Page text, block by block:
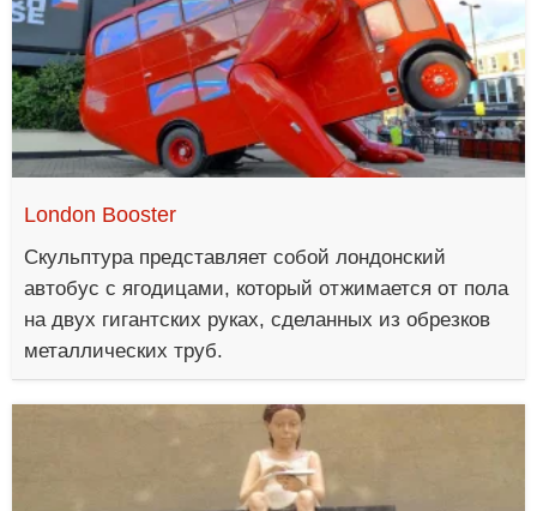
London Booster
Скульптура представляет собой лондонский
автобус с ягодицами, который отжимается от пола
на двух гигантских руках, сделанных из обрезков
металлических труб.